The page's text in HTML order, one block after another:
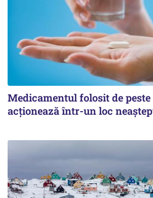
Medicamentul folosit de peste
acționează într-un loc